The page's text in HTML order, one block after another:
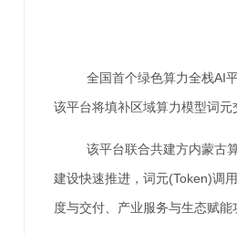
全国首个绿色算力全栈AI
该平台将填补区域算力模型词
该平台联合共建方内蒙古算
建设快速推进，词元(Token)调
度与交付、产业服务与生态赋能